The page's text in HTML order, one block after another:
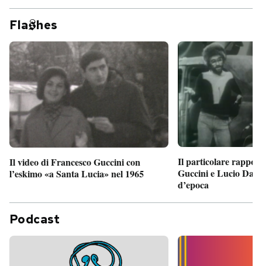
Fla hes
Il video di Francesco Guccini con
l’eskimo «a Santa Lucia» nel 1965
Il particolare
Guccini e Lucio
d’epoca
Podcast